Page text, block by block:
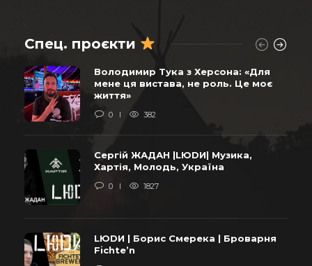
Спец. проєкти
Володимир Тука з Херсона: «Для
мене ця вистава, не роль. Це моє
життя»
0 382
Сергій ЖАДАН |LЮDИ| Музика,
Хартія, Молодь, Україна
0 1827
LЮDИ | Борис Смерека | Броварня
Fichte’n